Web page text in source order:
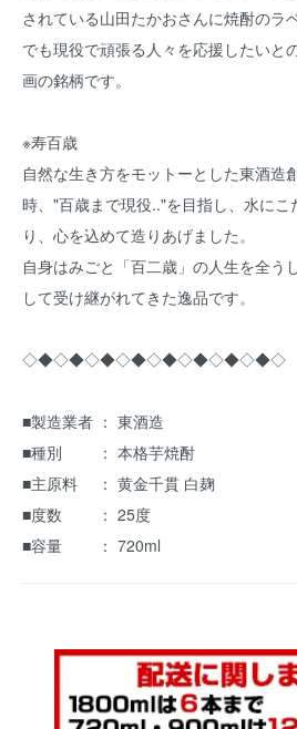
されている山田たかおさんに焼酎のラ
でも現役で頑張る人々を応援したいと
画の銘柄です。
※寿百歳
自然な生き方をモットーとした東酒造
時、"百歳まで現役.."を目指し、水にこ
り、心を込めて造りあげました。
自身はみごと「百二歳」の人生を全う
して受け継がれてきた逸品です。
◇◆◇◆◇◆◇◆◇◆◇◆◇◆◇◆◇
■製造業者 ： 東酒造
■種別 ： 本格芋焼酎
■主原料 ： 黄金千貫 白麹
■度数 ： 25度
■容量 ： 720ml